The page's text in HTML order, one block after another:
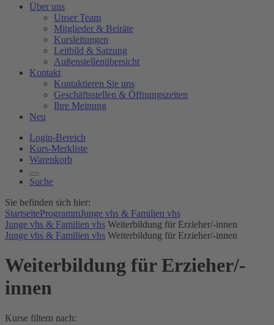
Über uns
Unser Team
Mitglieder & Beiräte
Kursleitungen
Leitbild & Satzung
Außenstellenübersicht
Kontakt
Kontaktieren Sie uns
Geschäftsstellen & Öffnungszeiten
Ihre Meinung
Neu
Login-Bereich
Kurs-Merkliste
Warenkorb
Suche
Sie befinden sich hier:
StartseiteProgrammJunge vhs & Familien vhs
Junge vhs & Familien vhs Weiterbildung für Erzieher/-innen
Junge vhs & Familien vhs Weiterbildung für Erzieher/-innen
Weiterbildung für Erzieher/-
innen
Kurse filtern nach: